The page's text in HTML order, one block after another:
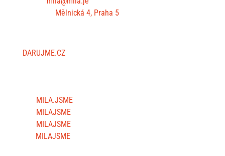
Mělnická 4, Praha 5
DARUJME.CZ
MILA.JSME
MILAJSME
MILAJSME
MILAJSME